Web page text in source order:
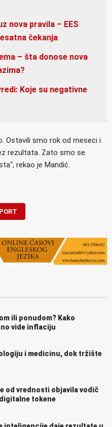
nova pravila – EES
čekanja
– šta donose nova
Koje su negativne
Ostavili smo rok od meseci i
rezultata. Zato smo se
rekao je Mandić.
ili ponudom? Kako
vide inflaciju
i medicinu, dok tržište
od vrednosti objavila vodič
tokene